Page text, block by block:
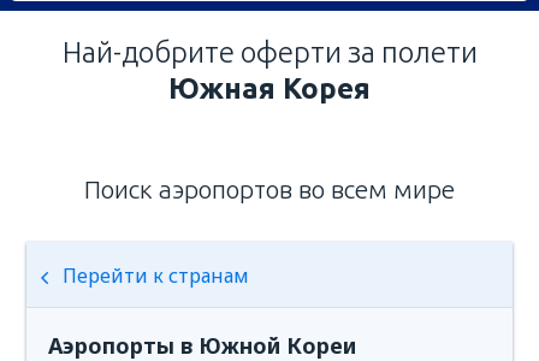
Най-добрите оферти за полети
Южная Корея
Поиск аэропортов во всем мире
Перейти к странам
Аэропорты в Южной Кореи